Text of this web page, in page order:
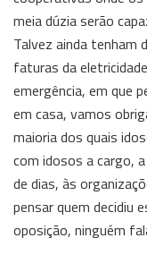
meia dúzia serão
Talvez ainda tenham
faturas da
emergência, em que
em casa, vamos
maioria dos quais
com idosos a cargo,
de dias, às
pensar quem decidiu
oposição, ninguém